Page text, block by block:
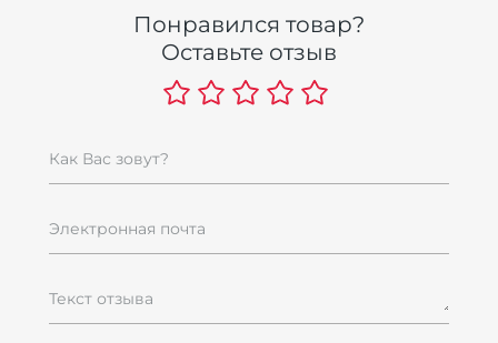
Понравился товар?
Оставьте отзыв
Как Вас зовут?
Электронная почта
Текст отзыва